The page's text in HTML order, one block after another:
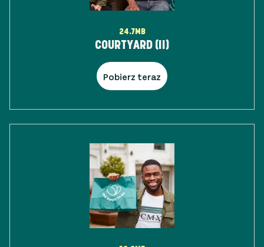
24.7MB
COURTYARD (II)
Pobierz teraz